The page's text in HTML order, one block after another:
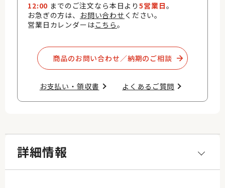
12:00 までのご注文なら本日より5営業日。
お急ぎの方は、 お問い合わせ ください。
営業日カレンダーはこちら。
商品のお問い合わせ／納期のご相談​
お支払い・領収書​ よくあるご質問​
詳細情報